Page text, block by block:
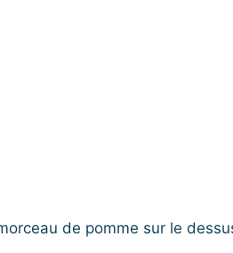
de pomme sur le